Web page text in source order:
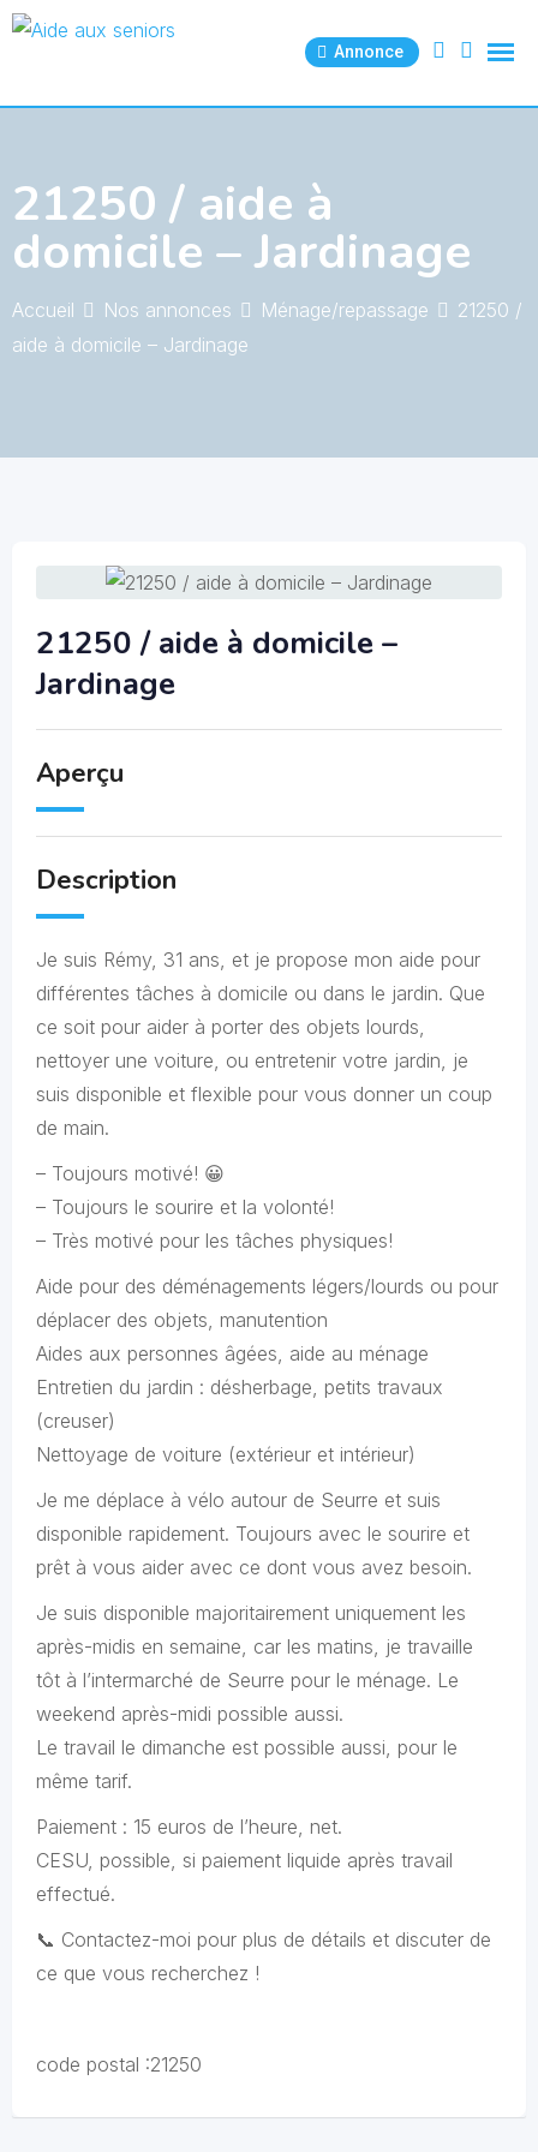
Skip
Annonce
21250 / aide à
domicile – Jardinage
Accueil Nos annonces Ménage/repassage
21250 /
aide à domicile – Jardinage
21250 / aide à domicile –
Jardinage
Aperçu
Description
Je suis Rémy, 31 ans, et je propose mon aide pour
différentes tâches à domicile ou dans le jardin. Que
ce soit pour aider à porter des objets lourds,
nettoyer une voiture, ou entretenir votre jardin, je
suis disponible et flexible pour vous donner un coup
de main.
– Toujours motivé! 😀
– Toujours le sourire et la volonté!
– Très motivé pour les tâches physiques!
Aide pour des déménagements légers/lourds ou pour
déplacer des objets, manutention
Aides aux personnes âgées, aide au ménage
Entretien du jardin : désherbage, petits travaux
(creuser)
Nettoyage de voiture (extérieur et intérieur)
Je me déplace à vélo autour de Seurre et suis
disponible rapidement. Toujours avec le sourire et
prêt à vous aider avec ce dont vous avez besoin.
Je suis disponible majoritairement uniquement les
après-midis en semaine, car les matins, je travaille
tôt à l’intermarché de Seurre pour le ménage. Le
weekend après-midi possible aussi.
Le travail le dimanche est possible aussi, pour le
même tarif.
Paiement : 15 euros de l’heure, net.
CESU, possible, si paiement liquide après travail
effectué.
📞 Contactez-moi pour plus de détails et discuter de
ce que vous recherchez !
code postal :21250